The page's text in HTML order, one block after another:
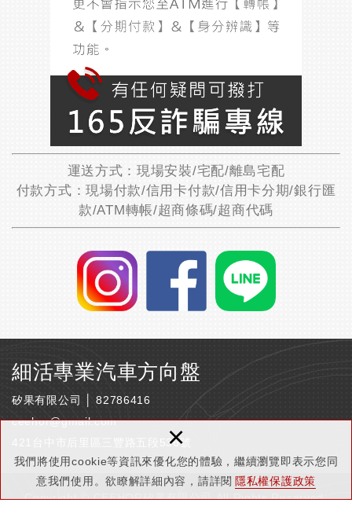
我們將使用cookie等資訊來優化您的體驗，繼續瀏覽即表示您同
意我們使用。欲瞭解詳細內容，請詳閱 隱私權保護政策
×
運送方式：現場安裝/宅配/離島宅配
付款方式：現場付款/信用卡付款/信用卡分期/銀行匯
款/ATM轉帳/超商條碼/超商代碼
細活專業汽車方向盤
矽果有限公司 │ 82786416
ceehor@gmail.com
421台中市后里區三豐路五段536號
Copyright © CEEHOR矽果有限公司 All Rights Reserved.